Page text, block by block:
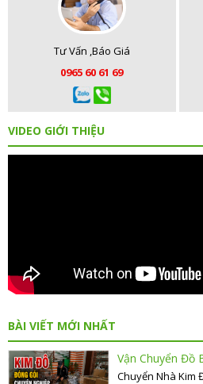
Tư Vấn ,Báo Giá
0965 60 61 69
VIDEO GIỚI THIỆU
BÀI VIẾT MỚI NHẤT
Vận Chuyển Đồ
Chuyển Nhà Kim